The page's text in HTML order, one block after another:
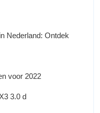
Nederland: Ontdek
voor 2022
3.0 d